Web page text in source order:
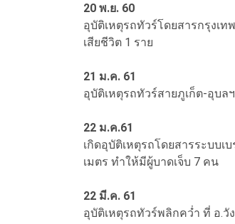
20 พ.ย. 60
อุบัติเหตุรถทัวร์โดยสารกรุงเ
เสียชีวิต 1 ราย
21 ม.ค. 61
อุบัติเหตุรถทัวร์สายภูเก็ต-อุบ
22 ม.ค.61
เกิดอุบัติเหตุรถโดยสารระบบ
เมตร ทำให้มีผู้บาดเจ็บ 7 คน
22 มี.ค. 61
อุบัติเหตุรถทัวร์พลิกคว่ำ ที่ อ.วั